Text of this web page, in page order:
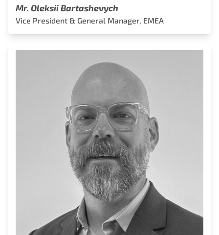
Mr. Oleksii Bartashevych
Vice President & General Manager, EMEA